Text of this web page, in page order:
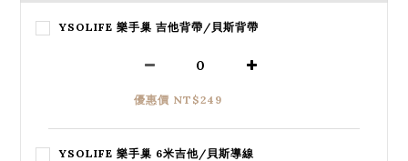
YSOLIFE 樂手巢 吉他背帶/貝斯背帶
優惠價 NT$249
YSOLIFE 樂手巢 6米吉他/貝斯導線